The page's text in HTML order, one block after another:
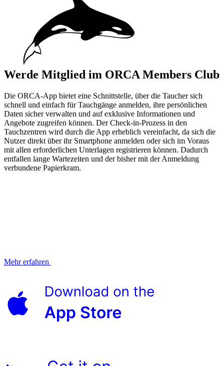
Werde Mitglied im ORCA Members Club
Die ORCA-App bietet eine Schnittstelle, über die Taucher sich
schnell und einfach für Tauchgänge anmelden, ihre persönlichen
Daten sicher verwalten und auf exklusive Informationen und
Angebote zugreifen können. Der Check-in-Prozess in den
Tauchzentren wird durch die App erheblich vereinfacht, da sich die
Nutzer direkt über ihr Smartphone anmelden oder sich im Voraus
mit allen erforderlichen Unterlagen registrieren können. Dadurch
entfallen lange Wartezeiten und der bisher mit der Anmeldung
verbundene Papierkram.
Mehr erfahren